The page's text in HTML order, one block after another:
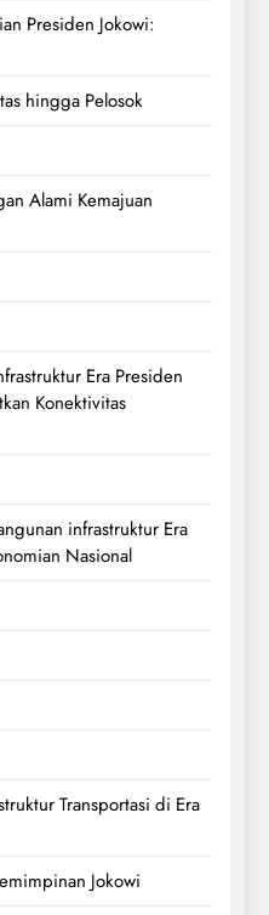
Presiden Jokowi:
hingga Pelosok
Alami Kemajuan
Era Presiden
Konektivitas
infrastruktur Era
Nasional
Transportasi di Era
Jokowi